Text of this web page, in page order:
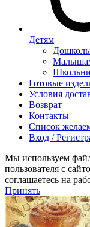
Детям
Готовые
Условия
Возврат
Контакты
Список
Вход /
Мы используем
пользователя с
соглашаетесь на
Принять